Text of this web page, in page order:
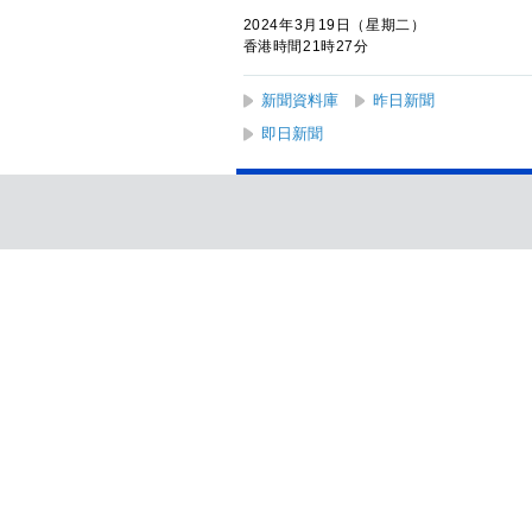
2024年3月19日（星期二）
香港時間21時27分
新聞資料庫 昨日新聞
即日新聞